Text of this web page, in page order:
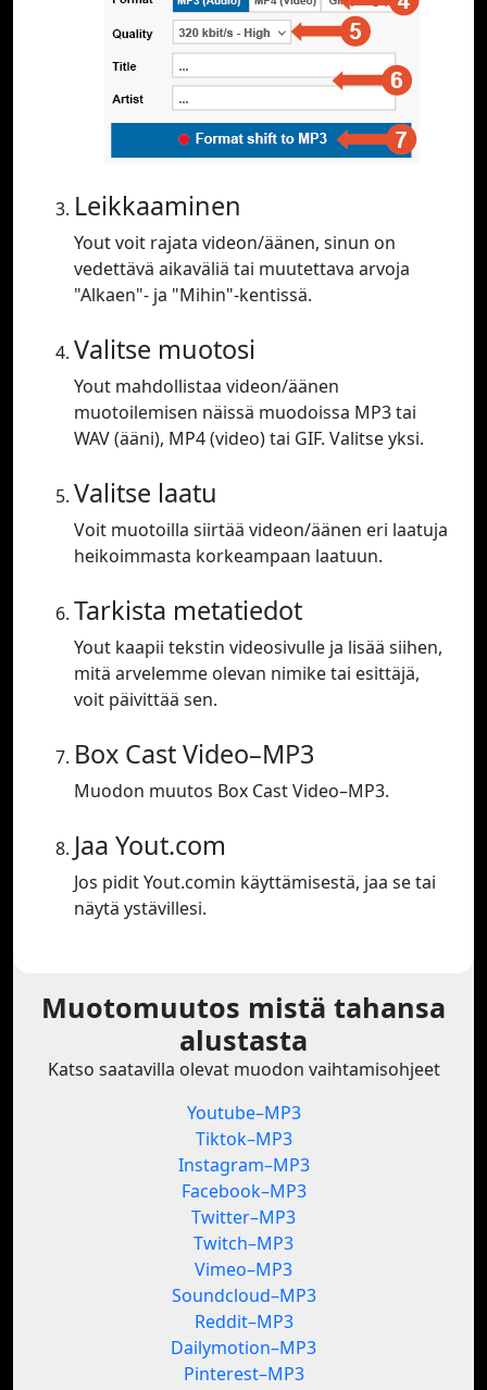
Leikkaaminen
Yout voit rajata videon/äänen, sinun on
vedettävä aikaväliä tai muutettava arvoja
"Alkaen"- ja "Mihin"-kentissä.
Valitse muotosi
Yout mahdollistaa videon/äänen
muotoilemisen näissä muodoissa MP3 tai
WAV (ääni), MP4 (video) tai GIF. Valitse yksi.
Valitse laatu
Voit muotoilla siirtää videon/äänen eri laatuja
heikoimmasta korkeampaan laatuun.
Tarkista metatiedot
Yout kaapii tekstin videosivulle ja lisää siihen,
mitä arvelemme olevan nimike tai esittäjä,
voit päivittää sen.
Box Cast Video–MP3
Muodon muutos Box Cast Video–MP3.
Jaa Yout.com
Jos pidit Yout.comin käyttämisestä, jaa se tai
näytä ystävillesi.
Muotomuutos mistä tahansa
alustasta
Katso saatavilla olevat muodon vaihtamisohjeet
Youtube–MP3
Tiktok–MP3
Instagram–MP3
Facebook–MP3
Twitter–MP3
Twitch–MP3
Vimeo–MP3
Soundcloud–MP3
Reddit–MP3
Dailymotion–MP3
Pinterest–MP3